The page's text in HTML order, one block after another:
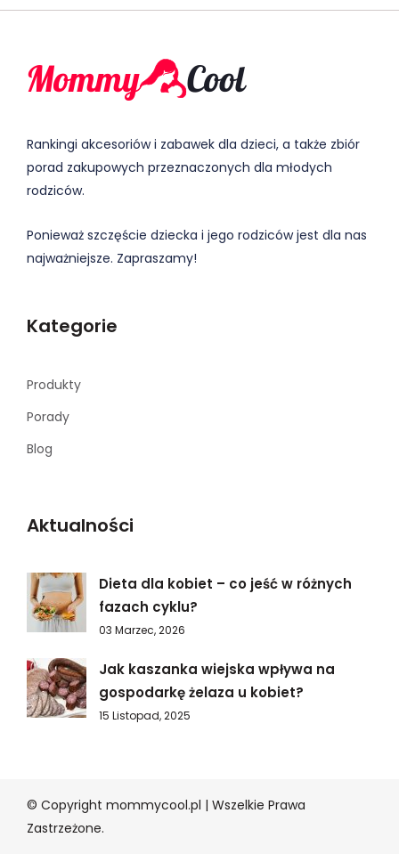
Rankingi akcesoriów i zabawek dla dzieci, a także zbiór
porad zakupowych przeznaczonych dla młodych
rodziców.
Ponieważ szczęście dziecka i jego rodziców jest dla nas
najważniejsze. Zapraszamy!
Kategorie
Produkty
Porady
Blog
Aktualności
Dieta dla kobiet – co jeść w różnych
fazach cyklu?
03 Marzec, 2026
Jak kaszanka wiejska wpływa na
gospodarkę żelaza u kobiet?
15 Listopad, 2025
© Copyright mommycool.pl | Wszelkie Prawa
Zastrzeżone.